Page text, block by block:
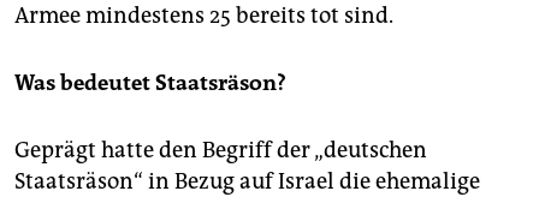
Armee mindestens 25 bereits tot sind.
Was bedeutet Staatsräson?
Geprägt hatte den Begriff der „deutschen
Staatsräson“ in Bezug auf Israel die ehemalige